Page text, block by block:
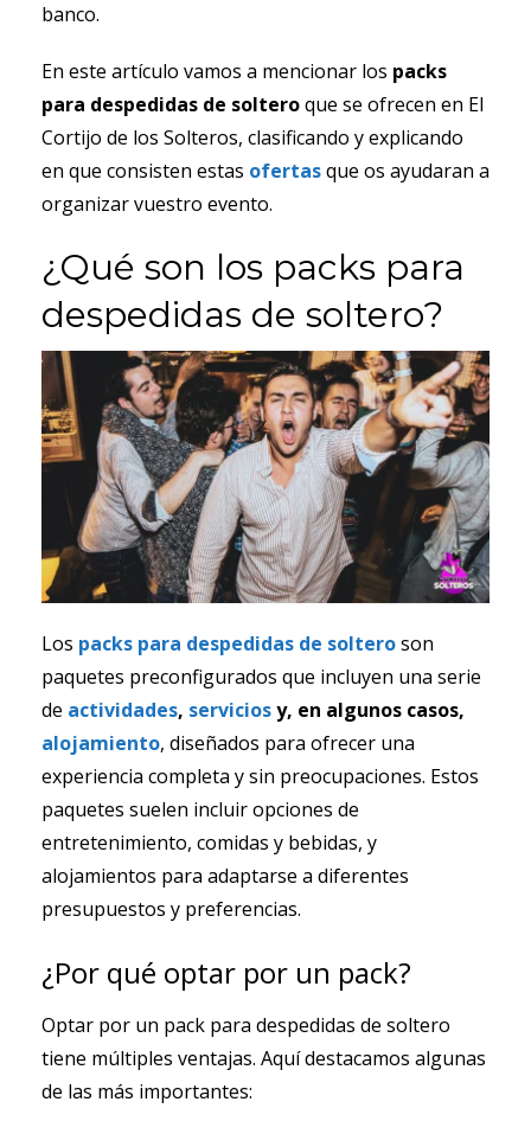
banco.
En este artículo vamos a mencionar los packs
para despedidas de solteroque se ofrecen en El
Cortijo de los Solteros, clasificando y explicando
en que consisten estas ofertasque os ayudaran a
organizar vuestro evento.
¿Qué son los packs para
despedidas de soltero?
Los packs para despedidas de solteroson
paquetes preconfigurados que incluyen una serie
de actividades, serviciosy, en algunos casos,
alojamiento, diseñados para ofrecer una
experiencia completa y sin preocupaciones. Estos
paquetes suelen incluir opciones de
entretenimiento, comidas y bebidas, y
alojamientos para adaptarse a diferentes
presupuestos y preferencias.
¿Por qué optar por un pack?
Optar por un pack para despedidas de soltero
tiene múltiples ventajas. Aquí destacamos algunas
de las más importantes: